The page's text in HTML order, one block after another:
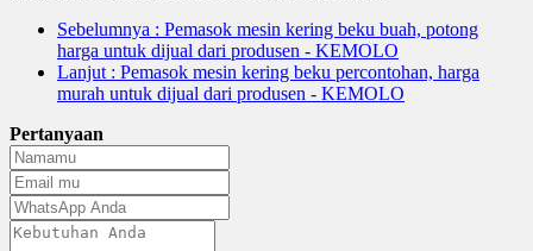
Sebelumnya : Pemasok mesin kering beku buah, potong
harga untuk dijual dari produsen - KEMOLO
Lanjut : Pemasok mesin kering beku percontohan, harga
murah untuk dijual dari produsen - KEMOLO
Pertanyaan